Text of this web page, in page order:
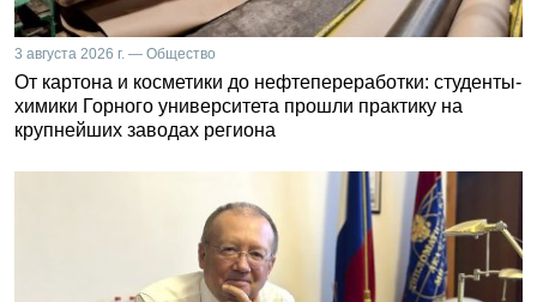
3 августа 2026 г. — Общество
От картона и косметики до нефтепереработки: студенты-
химики Горного университета прошли практику на
крупнейших заводах региона